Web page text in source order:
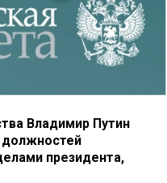
Владимир Путин
президента,